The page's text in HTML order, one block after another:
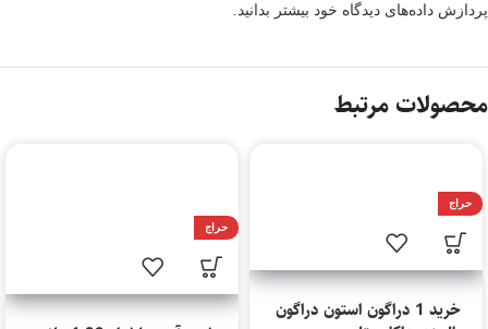
پردازش داده‌های دیدگاه خود بیشتر بدانید.
محصولات مرتبط
حراج
خرید 1 دراگون استون دراگون
حراج